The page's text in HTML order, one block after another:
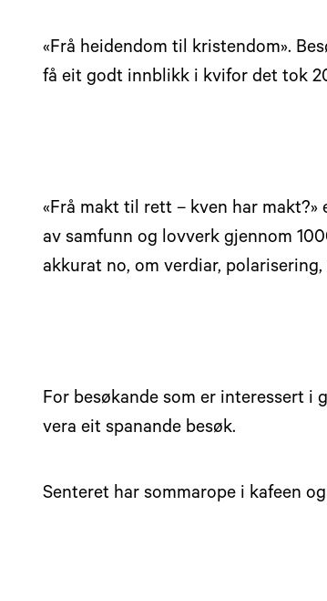
«Frå heidendom til kristendom».
få eit godt innblikk i kvifor det tok
«Frå makt til rett – kven har
av samfunn og lovverk gjennom
akkurat no, om verdiar,
For besøkande som er interessert i
vera eit spanande besøk.
Senteret har sommarope i kafeen